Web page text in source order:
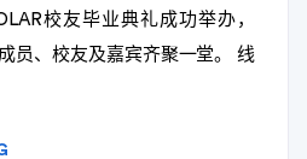
校友毕业典礼成功举办，
员、校友及嘉宾齐聚一堂。 线